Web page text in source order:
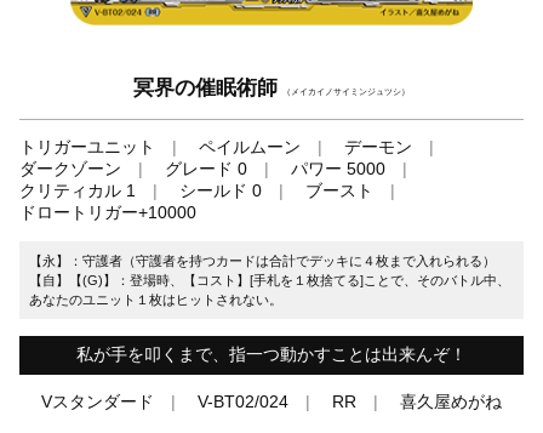
冥界の催眠術師 （メイカイノサイミンジュツシ）
トリガーユニット ペイルムーン
デーモン
ダークゾーン
グレード 0
パワー 5000
クリティカル 1
シールド 0
ブースト
ドロートリガー+10000
【永】：守護者（守護者を持つカードは合計でデッキに４枚まで入れられる）
【自】【(G)】：登場時、【コスト】[手札を１枚捨てる]ことで、そのバトル中、
あなたのユニット１枚はヒットされない。
私が手を叩くまで、指一つ動かすことは出来んぞ！
Vスタンダード V-BT02/024 RR 喜久屋めがね